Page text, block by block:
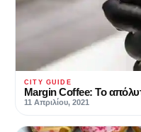
CITY GUIDE
Margin Coffee: Το
11 Απριλίου, 2021